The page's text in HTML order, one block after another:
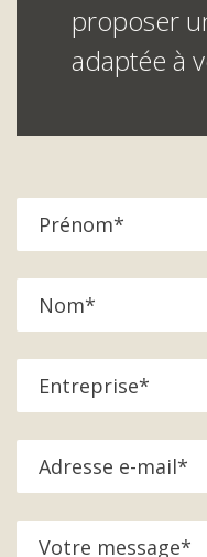
proposer
adaptée à